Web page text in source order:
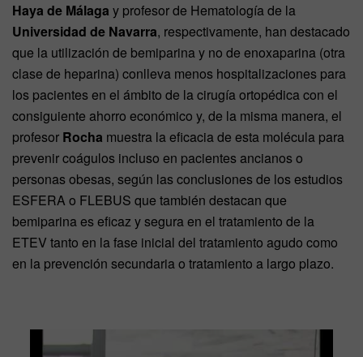
Haya de Málaga y profesor de Hematología de la
Universidad de Navarra, respectivamente, han destacado
que la utilización de bemiparina y no de enoxaparina (otra
clase de heparina) conlleva menos hospitalizaciones para
los pacientes en el ámbito de la cirugía ortopédica con el
consiguiente ahorro económico y, de la misma manera, el
profesor Rocha muestra la eficacia de esta molécula para
prevenir coágulos incluso en pacientes ancianos o
personas obesas, según las conclusiones de los estudios
ESFERA o FLEBUS que también destacan que
bemiparina es eficaz y segura en el tratamiento de la
ETEV tanto en la fase inicial del tratamiento agudo como
en la prevención secundaria o tratamiento a largo plazo.